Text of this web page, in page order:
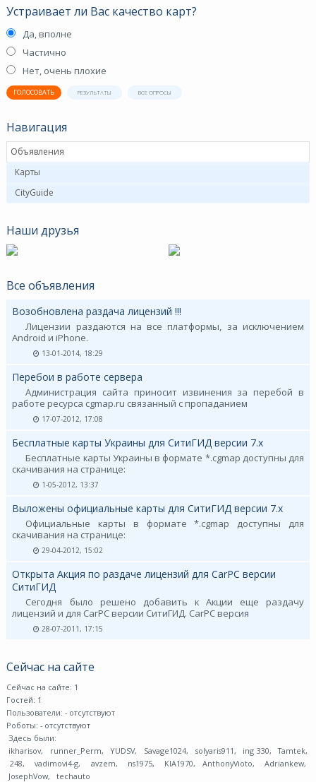
Устраивает ли Вас качество карт?
Да, вполне
Частично
Нет, очень плохие
ГОЛОСОВАТЬ РЕЗУЛЬТАТЫ ВСЕ ОПРОСЫ
Навигация
Объявления
Карты
CityGuide
Наши друзья
Все объявления
Возобновлена раздача лицензий !!!
Лицензии раздаются на все платформы, за исключением
Android и iPhone.
13-01-2014, 18:29
Перебои в работе сервера
Администрация сайта приносит извинения за перебой в
работе ресурса cgmap.ru связанный с пропаданием
17-07-2012, 17:08
Бесплатные карты Украины для СитиГИД версии 7.х
Бесплатные карты Украины в формате *.cgmap доступны для
скачивания на странице:
1-05-2012, 13:37
Выложены официальные карты для СитиГИД версии 7.х
Официальные карты в формате *.cgmap доступны для
скачивания на странице:
29-04-2012, 15:02
Открыта Акция по раздаче лицензий для CarPC версии
СитиГИД
Сегодня было решено добавить к Акции еще раздачу
лицензий и для CarPC версии СитиГИД. CarPC версия
28-07-2011, 17:15
Сейчас на сайте
Сейчас на сайте: 1
Гостей: 1
Пользователи: - отсутствуют
Роботы: - отсутствуют
Здесь были:
ikharisov, runner_Perm, YUDSV, Savage1024, solyaris911 , ing 330, Tamtek,
248, vadimovi4-g, avzem, ns1975, KIA1970, AnthonyVioto, Adriankew,
JosephVow, techauto